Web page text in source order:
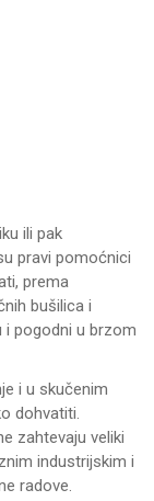
ili pak
pravi pomoćnici
, prema
bušilica i
i pogodni u brzom
i u skučenim
dohvatiti.
zahtevaju veliki
industrijskim i
radove.